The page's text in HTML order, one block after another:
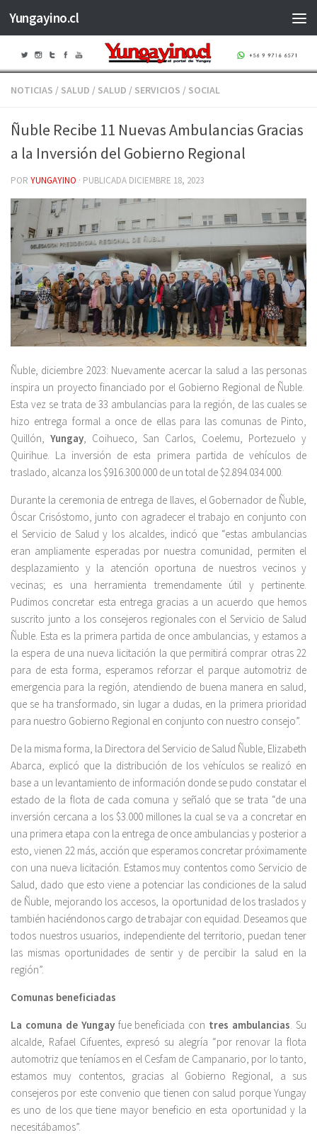
Saltar al contenido
Yungayino.cl
NOTICIAS / SALUD / SALUD / SERVICIOS / SOCIAL
Ñuble Recibe 11 Nuevas Ambulancias Gracias
a la Inversión del Gobierno Regional
POR YUNGAYINO · PUBLICADA DICIEMBRE 18, 2023
Ñuble, diciembre 2023: Nuevamente acercar la salud a las personas
inspira un proyecto financiado por el Gobierno Regional de Ñuble.
Esta vez se trata de 33 ambulancias para la región, de las cuales se
hizo entrega formal a once de ellas para las comunas de Pinto,
Quillón, Yungay, Coihueco, San Carlos, Coelemu, Portezuelo y
Quirihue. La inversión de esta primera partida de vehículos de
traslado, alcanza los $916.300.000 de un total de $2.894.034.000.
Durante la ceremonia de entrega de llaves, el Gobernador de Ñuble,
Óscar Crisóstomo, junto con agradecer el trabajo en conjunto con
el Servicio de Salud y los alcaldes, indicó que “estas ambulancias
eran ampliamente esperadas por nuestra comunidad, permiten el
desplazamiento y la atención oportuna de nuestros vecinos y
vecinas; es una herramienta tremendamente útil y pertinente.
Pudimos concretar esta entrega gracias a un acuerdo que hemos
suscrito junto a los consejeros regionales con el Servicio de Salud
Ñuble. Esta es la primera partida de once ambulancias, y estamos a
la espera de una nueva licitación la que permitirá comprar otras 22
para de esta forma, esperamos reforzar el parque automotriz de
emergencia para la región, atendiendo de buena manera en salud,
que se ha transformado, sin lugar a dudas, en la primera prioridad
para nuestro Gobierno Regional en conjunto con nuestro consejo”.
De la misma forma, la Directora del Servicio de Salud Ñuble, Elizabeth
Abarca, explicó que la distribución de los vehículos se realizó en
base a un levantamiento de información donde se pudo constatar el
estado de la flota de cada comuna y señaló que se trata “de una
inversión cercana a los $3.000 millones la cual se va a concretar en
una primera etapa con la entrega de once ambulancias y posterior a
esto, vienen 22 más, acción que esperamos concretar próximamente
con una nueva licitación. Estamos muy contentos como Servicio de
Salud, dado que esto viene a potenciar las condiciones de la salud
de Ñuble, mejorando los accesos, la oportunidad de los traslados y
también haciéndonos cargo de trabajar con equidad. Deseamos que
todos nuestros usuarios, independiente del territorio, puedan tener
las mismas oportunidades de sentir y de percibir la salud en la
región”.
Comunas beneficiadas
La comuna de Yungayfue beneficiada con tres ambulancias. Su
alcalde, Rafael Cifuentes, expresó su alegría “por renovar la flota
automotriz que teníamos en el Cesfam de Campanario, por lo tanto,
estamos muy contentos, gracias al Gobierno Regional, a sus
consejeros por este convenio que tienen con salud porque Yungay
es uno de los que tiene mayor beneficio en esta oportunidad y la
necesitábamos”.